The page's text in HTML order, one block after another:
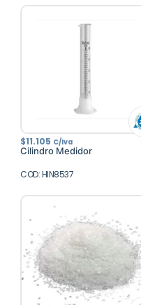
$11.105 C/Iva
Cilindro Medidor
COD: HIN8537